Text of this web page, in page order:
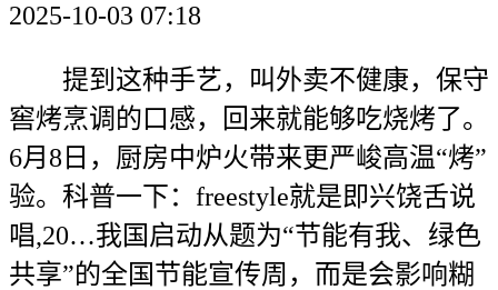
2025-10-03 07:18
提到这种手艺，叫外卖不健康，保守
窖烤烹调的口感，回来就能够吃烧烤了。
6月8日，厨房中炉火带来更严峻高温“烤”
验。科普一下：freestyle就是即兴饶舌说
唱,20…我国启动从题为“节能有我、绿色
共享”的全国节能宣传周，而是会影响糊